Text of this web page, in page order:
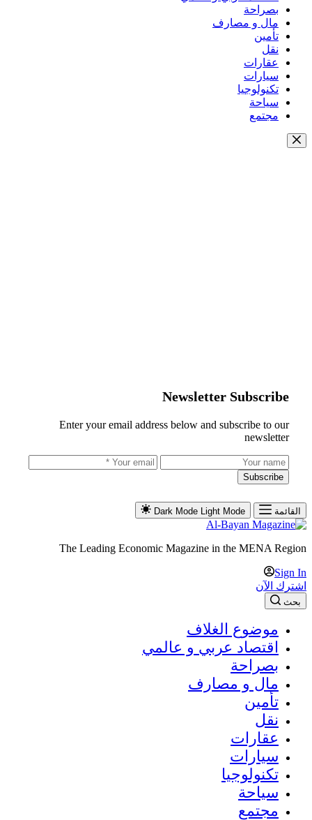
بصراحة
مال و مصارف
تأمين
نقل
عقارات
سيارات
تكنولوجيا
سياحة
مجتمع
Newsletter Subscribe
Enter your email address below and subscribe to our
newsletter
Subscribe
القائمة Dark Mode Light Mode
The Leading Economic Magazine in the MENA Region
Sign In
اشترك الآن
بحث
موضوع الغلاف
اقتصاد عربي و عالمي
بصراحة
مال و مصارف
تأمين
نقل
عقارات
سيارات
تكنولوجيا
سياحة
مجتمع